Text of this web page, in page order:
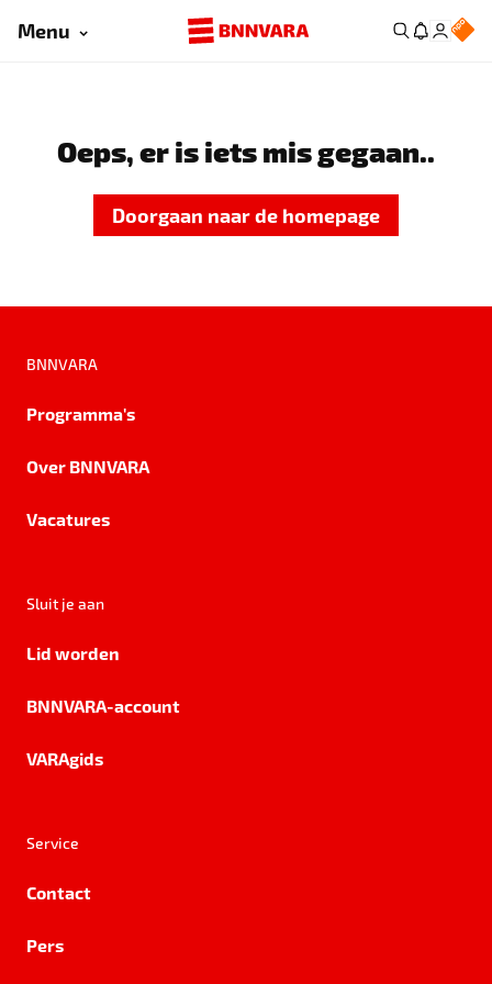
Menu
Oeps, er is iets mis gegaan..
Doorgaan naar de homepage
BNNVARA
Programma's
Over BNNVARA
Vacatures
Sluit je aan
Lid worden
BNNVARA-account
VARAgids
Service
Contact
Pers